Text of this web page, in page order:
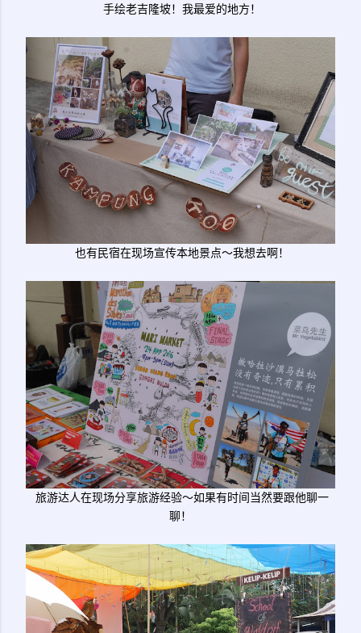
手绘老吉隆坡！我最爱的地方！
也有民宿在现场宣传本地景点～我想去啊！
旅游达人在现场分享旅游经验～如果有时间当然要跟他聊一
聊！